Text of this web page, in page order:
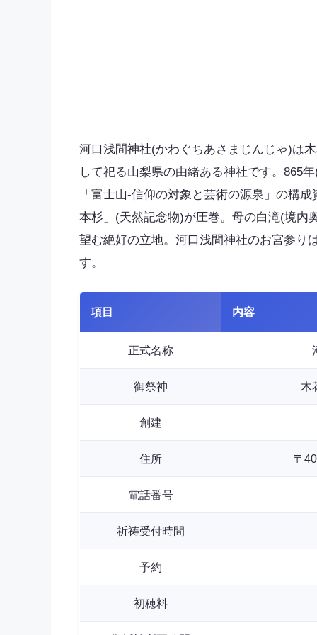
河口浅間神社(かわぐちあさまじんじゃ)は
して祀る山梨県の由緒ある神社です。865
「富士山-信仰の対象と芸術の源泉」の構
本杉」(天然記念物)が圧巻。母の白滝(境内
望む絶好の立地。河口浅間神社のお宮参り
す。
項目 内容
正式名称
御祭神 木
創建
住所 〒
電話番号
祈祷受付時間
予約
初穂料